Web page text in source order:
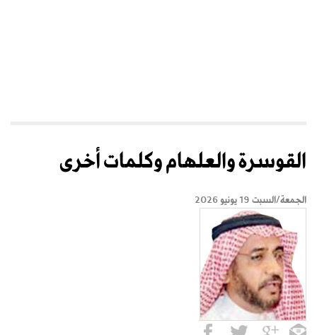
القوسرة والعلهام وكلمات أخرى
الجمعة/السبت 19 يونيو 2026